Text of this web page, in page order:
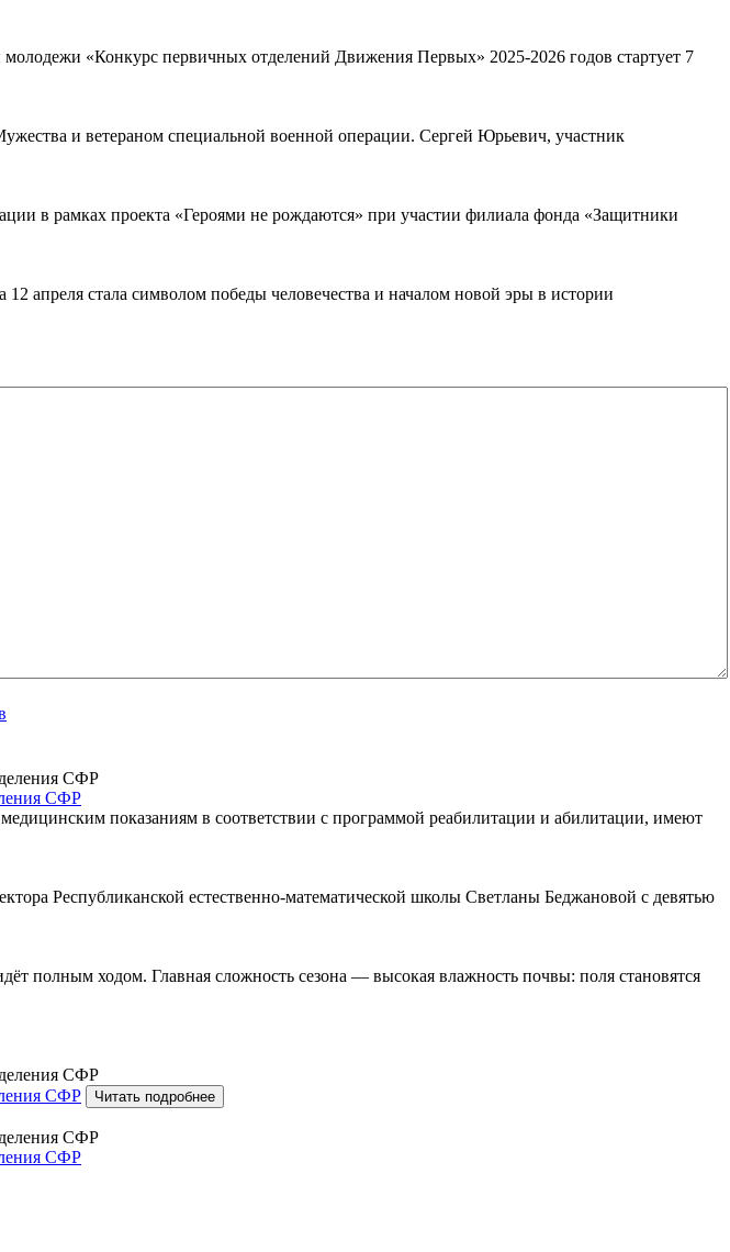
«Конкурс первичных отделений Движения Первых» 2025-2026 годов стартует 7
и ветераном специальной военной операции. Сергей Юрьевич, участник
в рамках проекта «Героями не рождаются» при участии филиала фонда «Защитники
апреля стала символом победы человечества и началом новой эры в истории
СФР
показаниям в соответствии с программой реабилитации и абилитации, имеют
Республиканской естественно-математической школы Светланы Беджановой с девятью
полным ходом. Главная сложность сезона — высокая влажность почвы: поля становятся
СФР Читать подробнее
СФР